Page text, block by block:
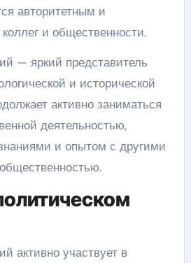
авторитетным и
и общественности.
— яркий представитель
и исторической
активно заниматься
деятельностью,
и опытом с другими
активно участвует в